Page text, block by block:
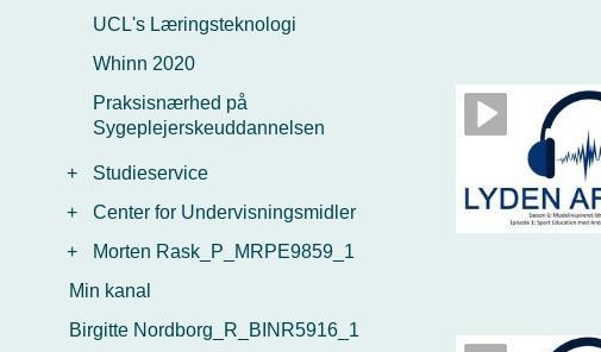
UCL's Læringsteknologi
Whinn 2020
Praksisnærhed på
Sygeplejerskeuddannelsen
+
Studieservice
+
Center for Undervisningsmidler
+
Morten Rask_P_MRPE9859_1
Min kanal
Birgitte Nordborg_R_BINR5916_1